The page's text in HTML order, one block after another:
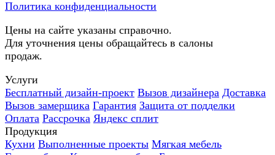
Политика конфиденциальности
Цены на сайте указаны справочно.
Для уточнения цены обращайтесь в салоны
продаж.
Услуги
Бесплатный дизайн-проект Вызов дизайнера Доставка
Вызов замерщика Гарантия Защита от подделки
Оплата Рассрочка Яндекс сплит
Продукция
Кухни Выполненные проекты Мягкая мебель